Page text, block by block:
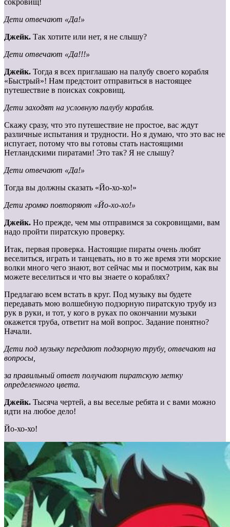
сокровищ!
Дети отвечают «Да!»
Джейк. Так хотите или нет, я не слышу?
Дети отвечают «Да!!!»
Джейк. Тогда я всех приглашаю на палубу своего корабля
«Быстрый»! Нам предстоит отправиться в настоящее
путешествие в поисках сокровищ.
Дети заходят на условную палубу корабля.
Скажу сразу, что это путешествие не простое, вас ждут
различные испытания и трудности. Но я думаю, что это вас не
испугает, потому что вы готовы стать настоящими
Нетландскими пиратами! Это так? Я не слышу?
Дети отвечают «Да!»
Тогда вы должны сказать «Йо-хо-хо!»
Дети громко повторяют «Йо-хо-хо!»
Джейк. Но прежде, чем мы отправимся за сокровищами, вам
надо пройти пиратскую проверку.
Итак, первая проверка. Настоящие пираты очень любят
веселиться, играть и танцевать, но в то же время эти морские
волки много чего знают, вот сейчас мы и посмотрим, как вы
можете веселиться и что вы знаете о кораблях?
Предлагаю всем встать в круг. Под музыку вы будете
передавать мою волшебную подзорную пиратскую трубу из
рук в руки, и тот, у кого в руках по окончании музыки
окажется труба, ответит на мой вопрос. Задание понятно?
Начали.
Дети под музыку передают подзорную трубу, отвечают на
вопросы,
за правильный ответ получают пиратскую метку
определенного цвета.
Джейк. Тысяча чертей, а вы веселые ребята и с вами можно
идти на любое дело!
Йо-хо-хо!